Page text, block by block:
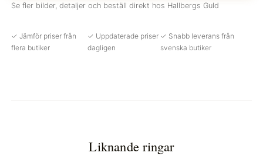
Se fler bilder, detaljer och beställ direkt hos Hallbergs Guld
✓ Jämför priser från
flera butiker
✓ Uppdaterade priser
dagligen
✓ Snabb leverans från
svenska butiker
Liknande ringar